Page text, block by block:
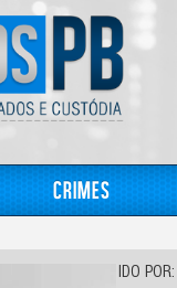
Crimes
CONHECIDO POR: